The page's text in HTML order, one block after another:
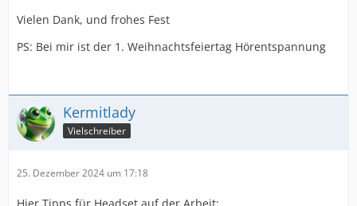
Vielen Dank, und frohes Fest
PS: Bei mir ist der 1. Weihnachtsfeiertag Hörentspannung
Kermitlady
Vielschreiber
25. Dezember 2024 um 17:18